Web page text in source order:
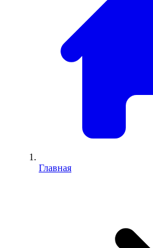
Главная